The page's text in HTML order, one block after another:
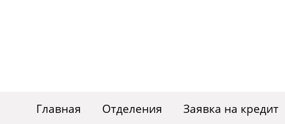
Главная Отделения Заявка на кредит